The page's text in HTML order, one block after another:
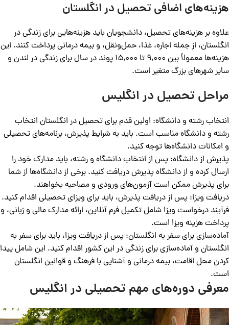
هزینه‌های اضافی تحصیل در انگلستان
علاوه بر هزینه‌های تحصیل، دانشجویان باید هزینه‌هایی برای زندگی در
انگلستان، از جمله اجاره، غذا، حمل‌ونقل، و بیمه درمانی پرداخت کنند. این
هزینه‌ها معمولاً بین 9,000 تا 15,000 پوند در سال برای زندگی در لندن و
سایر شهرهای بزرگ متغیر است.
مراحل تحصیل در انگلیس
انتخاب رشته و دانشگاه: اولین قدم برای تحصیل در انگلستان انتخاب
رشته و دانشگاه مناسب است. باید به شرایط پذیرش، برنامه‌های تحصیلی
و امکانات دانشگاه‌ها توجه کنید.
پذیرش از دانشگاه: پس از انتخاب دانشگاه و رشته، باید مدارک خود را
ارسال کرده و از دانشگاه پذیرش دریافت کنید. برخی از دانشگاه‌ها از شما
برای پذیرش ممکن است آزمون‌های ورودی و مصاحبه بخواهند.
دریافت ویزا: پس از دریافت پذیرش، باید برای ویزای تحصیلی اقدام کنید.
فرآیند درخواست ویزا شامل تکمیل فرم آنلاین، ارائه مدارک مالی و زبانی، و
پرداخت هزینه ویزا است.
آماده‌سازی برای سفر به انگلستان: پس از دریافت ویزا، باید برای سفر به
انگلستان و آماده‌سازی برای زندگی در این کشور اقدام کنید. این شامل پیدا
کردن محل اقامت، بیمه درمانی و آشنایی با فرهنگ و قوانین انگلستان
است.
معرفی دوره‌های مهم تحصیلی در انگلیس